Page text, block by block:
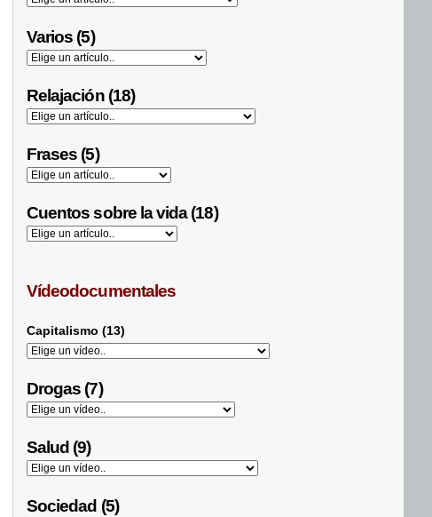
Varios (5)
Relajación (18)
Frases (5)
Cuentos sobre la vida (18)
Vídeodocumentales
Capitalismo (13)
Drogas (7)
Salud (9)
Sociedad (5)